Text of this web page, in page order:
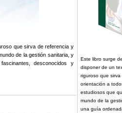
que sirva de referencia y
de la gestión sanitaria, y
desconocidos y
Este libro surge
disponer de un
riguroso que
orientación a
estudiosos que
mundo de la
una guía